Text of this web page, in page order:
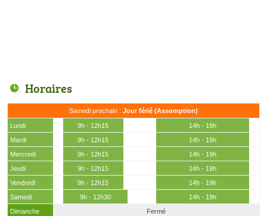
Horaires
Samedi prochain : Jour férié (Assomption)
Lundi 9h - 12h15
14h - 19h
Mardi
9h - 12h15
14h - 19h
Mercredi
9h - 12h15
14h - 19h
Jeudi
9h - 12h15
14h - 19h
Vendredi
9h - 12h15
14h - 19h
Samedi
9h - 12h30
14h - 19h
Dimanche
Fermé